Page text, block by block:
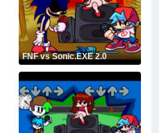
FNF vs Sonic.EXE 2.0